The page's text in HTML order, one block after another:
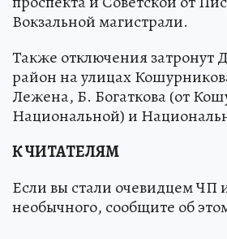
Вокзальной магистрали.
Также отключения затронут
район на улицах
Лежена, Б. Богаткова (от
Национальной) и
К ЧИТАТЕЛЯМ
Если вы стали очевидцем ЧП
необычного, сообщите об